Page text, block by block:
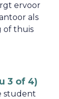
ervoor
als
of thuis
3 of 4)
student